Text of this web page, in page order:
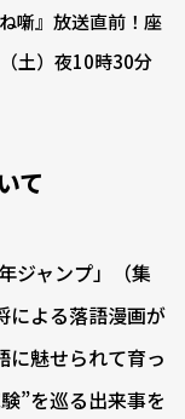
噺』放送直前！座
土）夜10時30分
て
ジャンプ」（集
による落語漫画が
に魅せられて育っ
”を巡る出来事を